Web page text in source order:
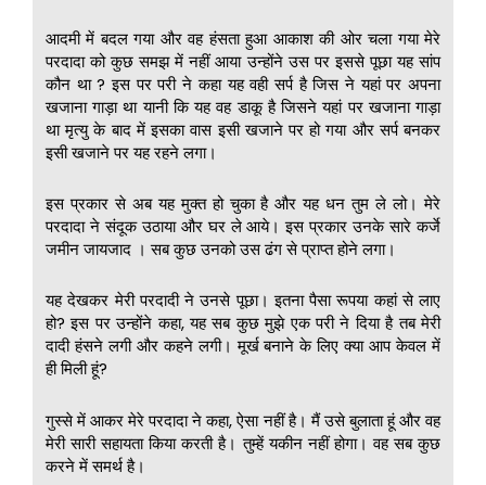
आदमी में बदल गया और वह हंसता हुआ आकाश की ओर चला गया मेरे
परदादा को कुछ समझ में नहीं आया उन्होंने उस पर इससे पूछा यह सांप
कौन था ? इस पर परी ने कहा यह वही सर्प है जिस ने यहां पर अपना
खजाना गाड़ा था यानी कि यह वह डाकू है जिसने यहां पर खजाना गाड़ा
था मृत्यु के बाद में इसका वास इसी खजाने पर हो गया और सर्प बनकर
इसी खजाने पर यह रहने लगा।
इस प्रकार से अब यह मुक्त हो चुका है और यह धन तुम ले लो। मेरे
परदादा ने संदूक उठाया और घर ले आये। इस प्रकार उनके सारे कर्जे
जमीन जायजाद । सब कुछ उनको उस ढंग से प्राप्त होने लगा।
यह देखकर मेरी परदादी ने उनसे पूछा। इतना पैसा रूपया कहां से लाए
हो? इस पर उन्होंने कहा, यह सब कुछ मुझे एक परी ने दिया है तब मेरी
दादी हंसने लगी और कहने लगी। मूर्ख बनाने के लिए क्या आप केवल में
ही मिली हूं?
गुस्से में आकर मेरे परदादा ने कहा, ऐसा नहीं है। मैं उसे बुलाता हूं और वह
मेरी सारी सहायता किया करती है। तुम्हें यकीन नहीं होगा। वह सब कुछ
करने में समर्थ है।